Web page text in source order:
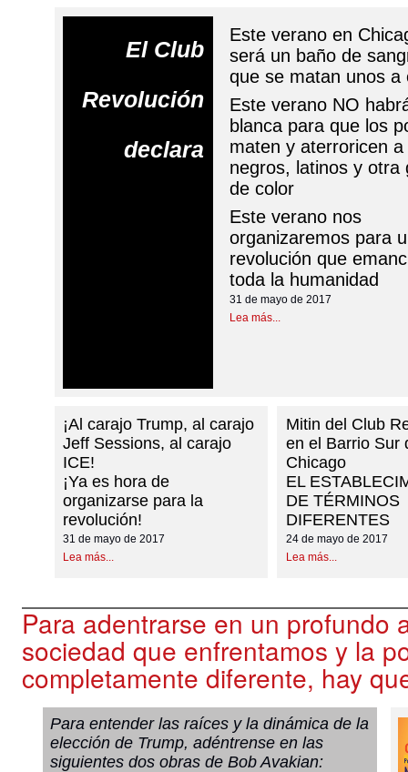
El Club
Revolución
declara
Este verano en
será un baño de
que se matan unos a
Este verano NO
blanca para que los
maten y aterroricen a
negros, latinos y otra
de color
Este verano nos
organizaremos para
revolución que
toda la humanidad
31 de mayo de 2017
Lea más...
¡Al carajo Trump, al carajo
Jeff Sessions, al carajo
ICE!
¡Ya es hora de
organizarse para la
revolución!
31 de mayo de 2017
Lea más...
Mitin del Club
en el Barrio Sur
Chicago
EL
DE TÉRMINOS
DIFERENTES
24 de mayo de 2017
Lea más...
Para adentrarse en un profundo
sociedad que enfrentamos y la
completamente diferente, hay
Para entender las raíces y la dinámica de la
elección de Trump, adéntrense en las
siguientes dos obras de Bob Avakian: